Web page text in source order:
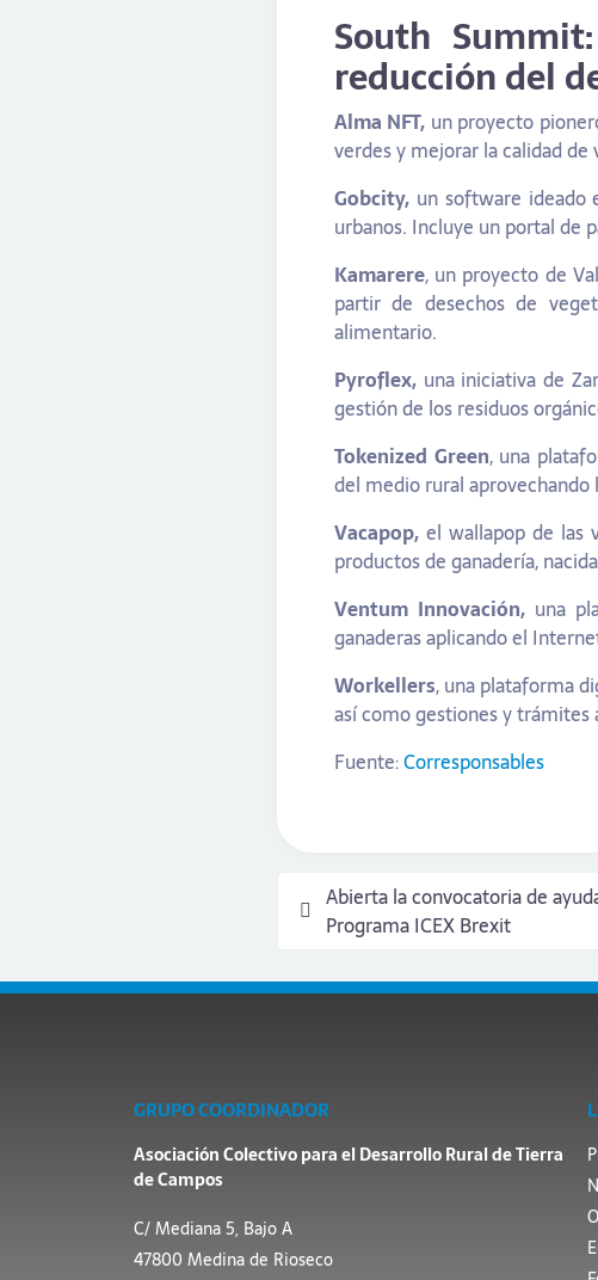
South
reducción del
Alma NFT, un proyecto
verdes y mejorar la calidad de
Gobcity, un software ideado
urbanos. Incluye un portal de
Kamarere, un proyecto de
partir de desechos de
alimentario.
Pyroflex, una iniciativa de
gestión de los residuos
Tokenized Green, una
del medio rural
Vacapop, el wallapop de las
productos de ganadería,
Ventum Innovación, una
ganaderas aplicando el
Workellers, una plataforma
así como gestiones y
Fuente:Corresponsables
Abierta la convocatoria de
Programa ICEX Brexit
GRUPO COORDINADOR
Asociación Colectivo para el Desarrollo Rural de Tierra
de Campos
C/ Mediana 5, Bajo A
47800 Medina de Rioseco